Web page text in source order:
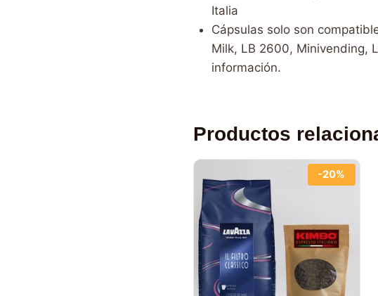
Italia
Cápsulas solo son
Milk, LB 2600, Minivending,
información.
Productos
-20%